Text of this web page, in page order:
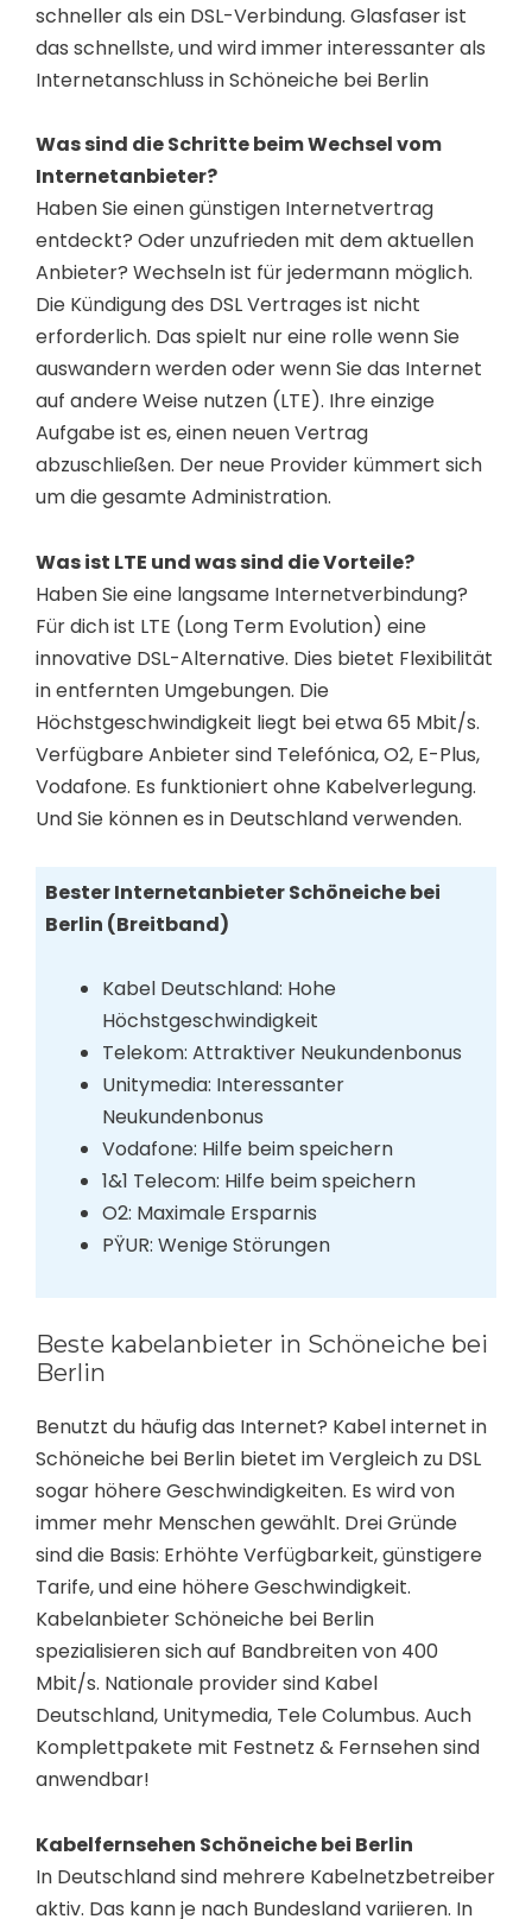
schneller als ein DSL-Verbindung. Glasfaser ist
das schnellste, und wird immer interessanter als
Internetanschluss in Schöneiche bei Berlin
Was sind die Schritte beim Wechsel vom
Internetanbieter?
Haben Sie einen günstigen Internetvertrag
entdeckt? Oder unzufrieden mit dem aktuellen
Anbieter? Wechseln ist für jedermann möglich.
Die Kündigung des DSL Vertrages ist nicht
erforderlich. Das spielt nur eine rolle wenn Sie
auswandern werden oder wenn Sie das Internet
auf andere Weise nutzen (LTE). Ihre einzige
Aufgabe ist es, einen neuen Vertrag
abzuschließen. Der neue Provider kümmert sich
um die gesamte Administration.
Was ist LTE und was sind die Vorteile?
Haben Sie eine langsame Internetverbindung?
Für dich ist LTE (Long Term Evolution) eine
innovative DSL-Alternative. Dies bietet Flexibilität
in entfernten Umgebungen. Die
Höchstgeschwindigkeit liegt bei etwa 65 Mbit/s.
Verfügbare Anbieter sind Telefónica, O2, E-Plus,
Vodafone. Es funktioniert ohne Kabelverlegung.
Und Sie können es in Deutschland verwenden.
Bester Internetanbieter Schöneiche bei
Berlin (Breitband)
Kabel Deutschland: Hohe
Höchstgeschwindigkeit
Telekom: Attraktiver Neukundenbonus
Unitymedia: Interessanter
Neukundenbonus
Vodafone: Hilfe beim speichern
1&1 Telecom: Hilfe beim speichern
O2: Maximale Ersparnis
PŸUR: Wenige Störungen
Beste kabelanbieter in Schöneiche bei
Berlin
Benutzt du häufig das Internet? Kabel internet in
Schöneiche bei Berlin bietet im Vergleich zu DSL
sogar höhere Geschwindigkeiten. Es wird von
immer mehr Menschen gewählt. Drei Gründe
sind die Basis: Erhöhte Verfügbarkeit, günstigere
Tarife, und eine höhere Geschwindigkeit.
Kabelanbieter Schöneiche bei Berlin
spezialisieren sich auf Bandbreiten von 400
Mbit/s. Nationale provider sind Kabel
Deutschland, Unitymedia, Tele Columbus. Auch
Komplettpakete mit Festnetz & Fernsehen sind
anwendbar!
Kabelfernsehen Schöneiche bei Berlin
In Deutschland sind mehrere Kabelnetzbetreiber
aktiv. Das kann je nach Bundesland variieren. In